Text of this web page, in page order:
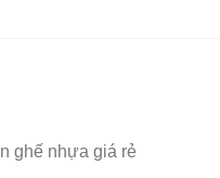
ghế nhựa giá rẻ